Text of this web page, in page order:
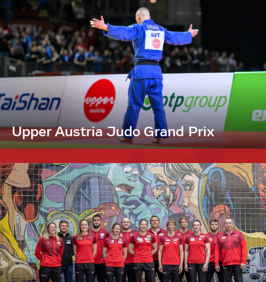
Upper Austria Judo Grand Prix